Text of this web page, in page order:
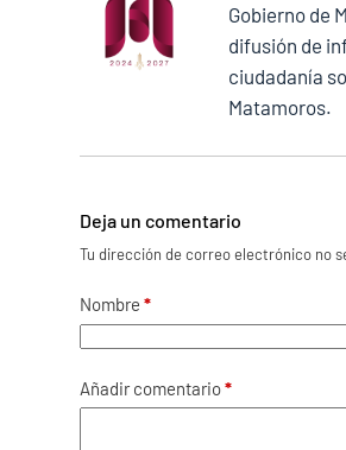
Gobierno de
difusión de
ciudadanía
Matamoros.
Deja un comentario
Tu dirección de correo electrónico no
Nombre *
Añadir comentario*